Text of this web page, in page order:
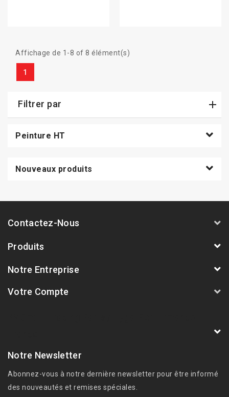
Affichage de 1-8 of 8 élément(s)
1
Filtrer par
Peinture HT
Nouveaux produits
Contactez-Nous
Produits
Notre Entreprise
Votre Compte
Notre Newsletter
Abonnez-vous à notre dernière newsletter pour être informé
des nouveautés et remises spéciales.